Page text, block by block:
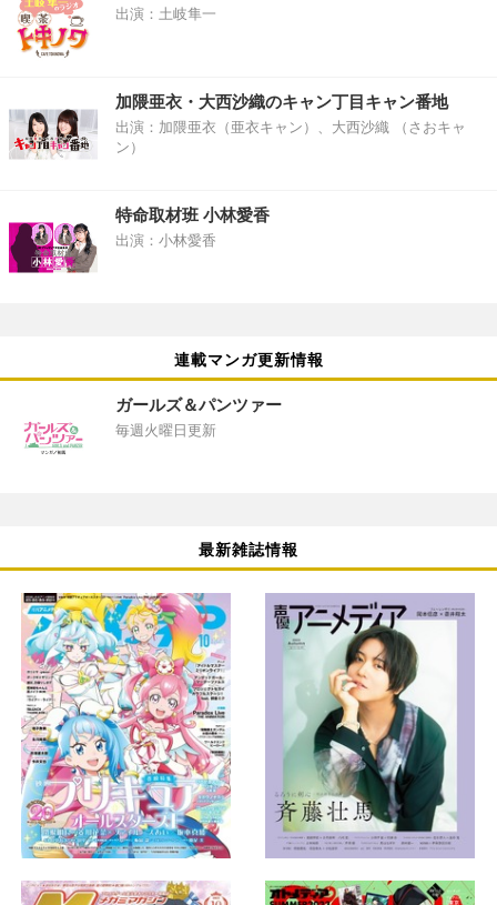
出演：土岐隼一
加隈亜衣・大西沙織のキャン丁目キャン番地
出演：加隈亜衣（亜衣キャン）、大西沙織 （さおキャ
ン）
特命取材班 小林愛香
出演：小林愛香
連載マンガ更新情報
ガールズ＆パンツァー
毎週火曜日更新
最新雑誌情報